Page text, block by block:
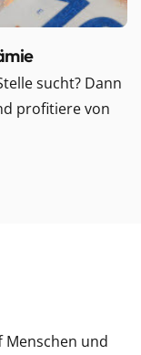
sucht? Dann
profitiere von
Menschen und